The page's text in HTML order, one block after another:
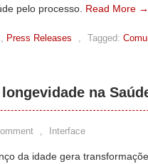
pelo processo. Read More →
, Press Releases , Tagged:
na
, Interface
da idade gera